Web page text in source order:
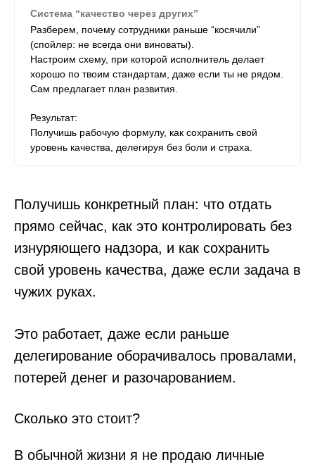
Система “качество через других”
Разберем, почему сотрудники раньше “косячили”
(спойлер: не всегда они виноваты).
Настроим схему, при которой исполнитель делает
хорошо по твоим стандартам, даже если ты не рядом.
Сам предлагает план развития.
Результат:
Получишь рабочую формулу, как сохранить свой
уровень качества, делегируя без боли и страха.
Получишь конкретный план: что отдать
прямо сейчас, как это контролировать без
изнуряющего надзора, и как сохранить
свой уровень качества, даже если задача в
чужих руках.
Это работает, даже если раньше
делегирование оборачивалось провалами,
потерей денег и разочарованием.
Сколько это стоит?
В обычной жизни я не продаю личные